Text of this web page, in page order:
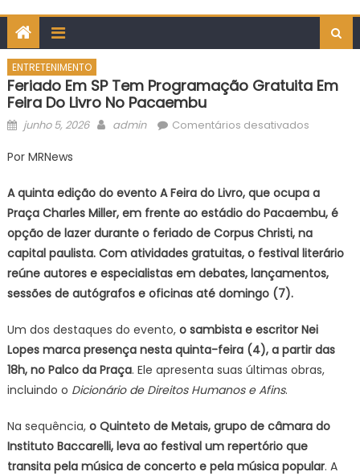
ENTRETENIMENTO
Feriado Em SP Tem Programação Gratuita Em
Feira Do Livro No Pacaembu
Posted
junho 5, 2026 Author
admin Comentários desativadosem
tem
gratuita
em
feira
no
Por MRNews
A quinta edição do evento A Feira do Livro, que ocupa a
Praça Charles Miller, em frente ao estádio do Pacaembu, é
opção de lazer durante o feriado de Corpus Christi, na
capital paulista. Com atividades gratuitas, o festival literário
reúne autores e especialistas em debates, lançamentos,
sessões de autógrafos e oficinas até domingo (7).
Um dos destaques do evento, o sambista e escritor Nei
Lopes marca presença nesta quinta-feira (4), a partir das
18h, no Palco da Praça. Ele apresenta suas últimas obras,
incluindo o Dicionário de Direitos Humanos e Afins.
Na sequência,o Quinteto de Metais, grupo de câmara do
Instituto Baccarelli, leva ao festival um repertório que
transita pela música de concerto e pela música popular. A